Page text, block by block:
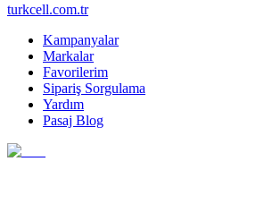
turkcell.com.tr
Kampanyalar
Markalar
Favorilerim
Sipariş Sorgulama
Yardım
Pasaj Blog